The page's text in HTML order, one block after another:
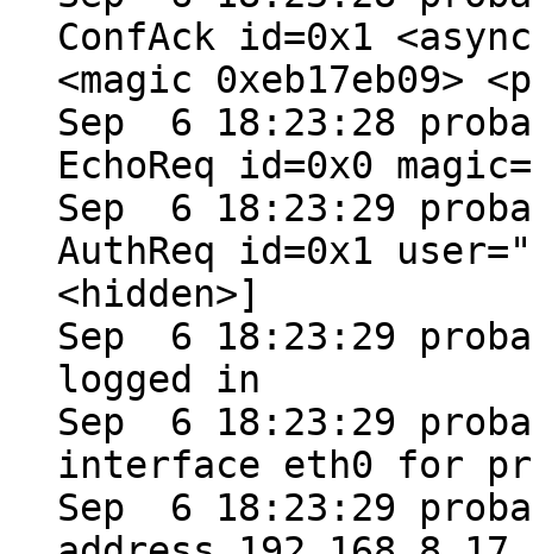
ConfAck id=0x1
<magic 0xeb17eb09>
Sep 6 18:23:28
EchoReq id=0x0
Sep 6 18:23:29
AuthReq id=0x1
<hidden>]
Sep 6 18:23:29
logged in
Sep 6 18:23:29
interface eth0 for
Sep 6 18:23:29